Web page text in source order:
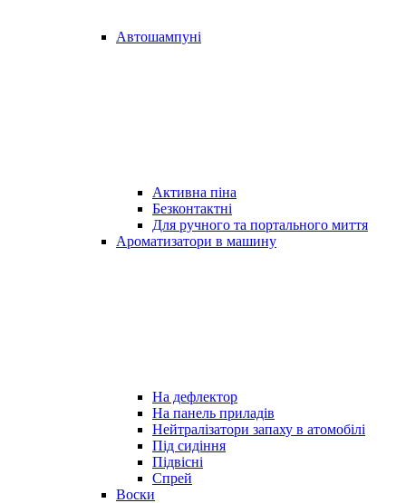
Автошампуні
Активна піна
Безконтактні
Для ручного та портального миття
Ароматизатори в машину
На дефлектор
На панель приладів
Нейтралізатори запаху в атомобілі
Під сидіння
Підвісні
Спрей
Воски